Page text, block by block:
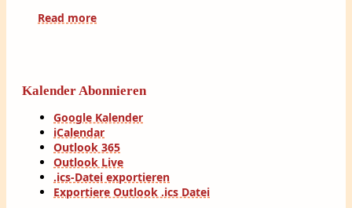
Read more
Kalender Abonnieren
Google Kalender
iCalendar
Outlook 365
Outlook Live
.ics-Datei exportieren
Exportiere Outlook .ics Datei